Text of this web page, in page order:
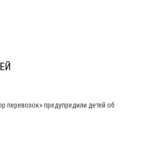
перевозок» предупредили детей об